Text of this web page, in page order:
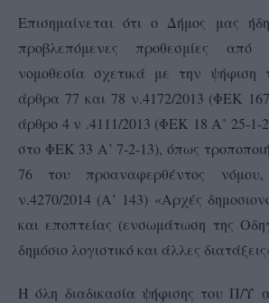
Επισημαίνεται ότι ο Δήμος μας
προβλεπόμενες προθεσμίες από
νομοθεσία σχετικά με την
άρθρα 77 και 78 ν.4172/2013 (ΦΕΚ
άρθρο 4 ν .4111/2013 (ΦΕΚ 18 Α’ 25-1-
στο ΦΕΚ 33 Α’ 7-2-13), όπως
76 του προαναφερθέντος
ν.4270/2014 (Α’ 143) «Αρχές
και εποπτείας (ενσωμάτωση της
δημόσιο λογιστικό και άλλες
Η όλη διαδικασία ψήφισης του Π/Υ